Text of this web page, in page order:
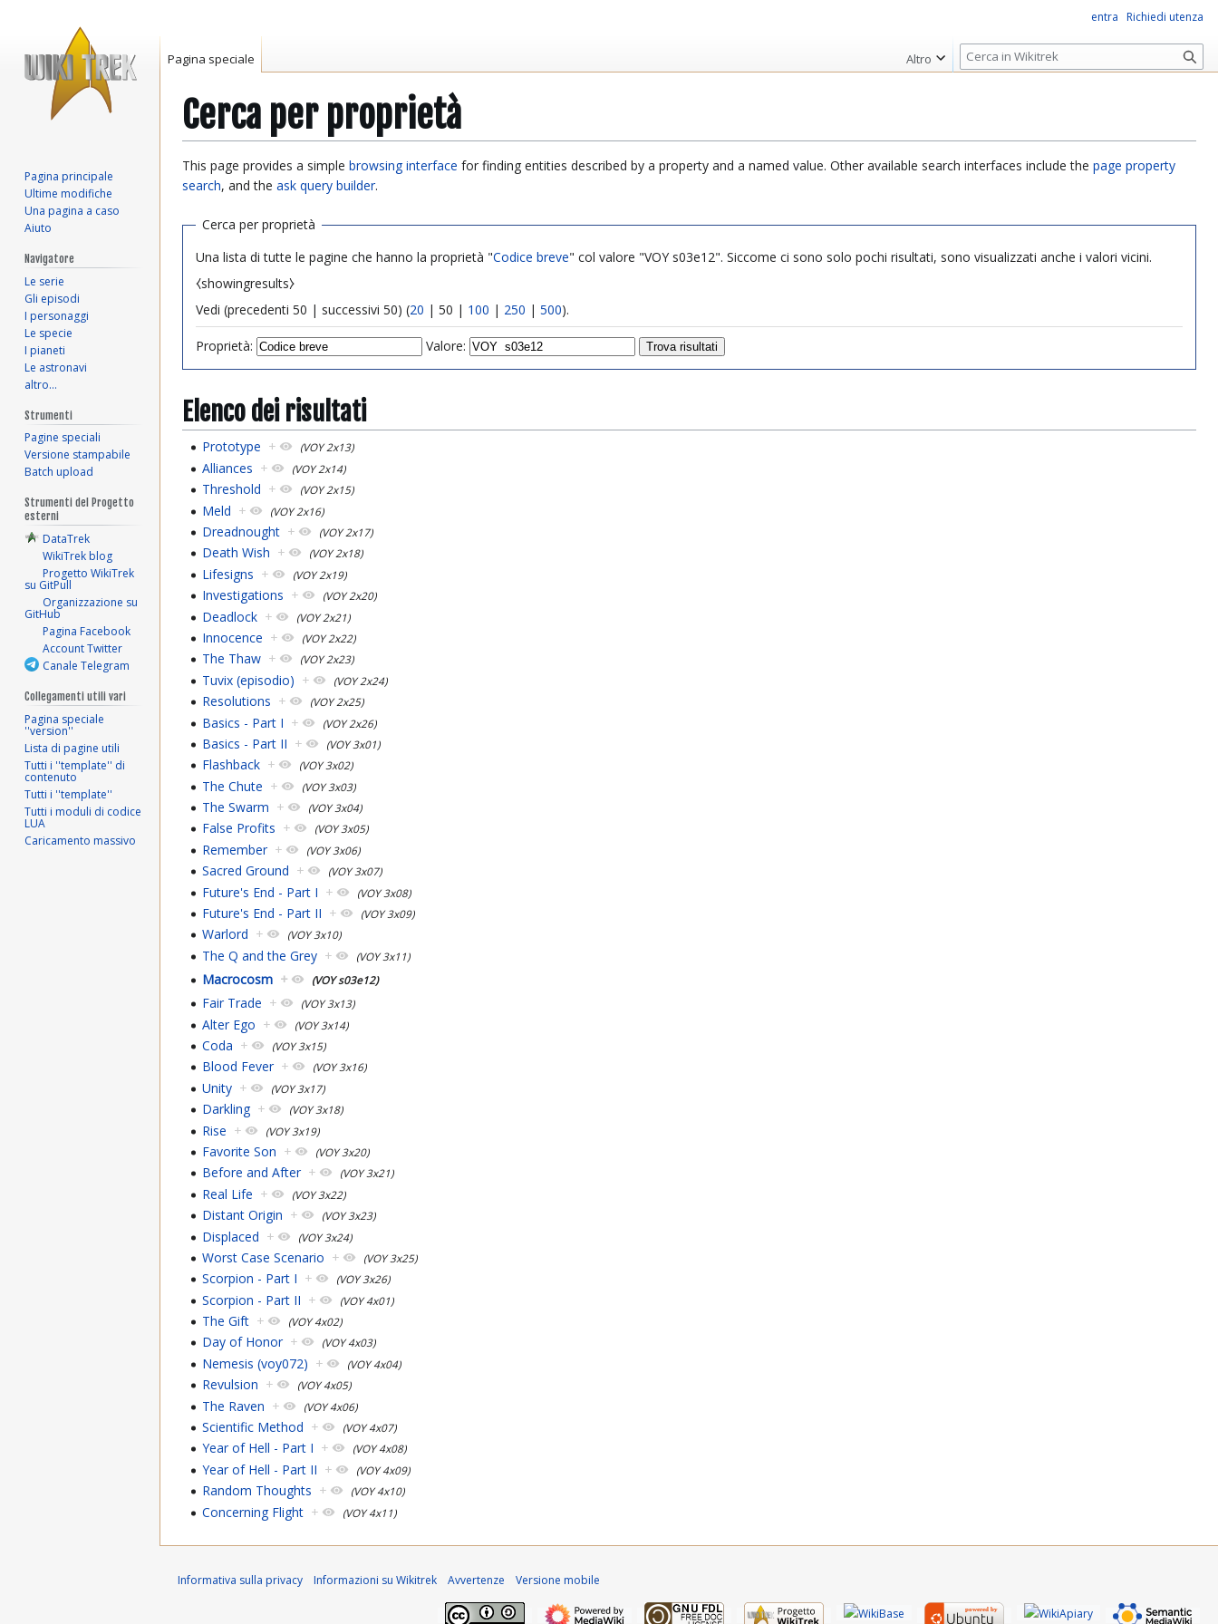
Cerca per proprietà
Vai
alla
Vai
alla
This page provides a simple browsing interface for finding entities described by a property and a named value. Other available search interfaces include the page property
search, and the ask query builder.
Cerca per proprietà
Una lista di tutte le pagine che hanno la proprietà "Codice breve
" col valore "VOY s03e12". Siccome ci sono solo pochi risultati, sono visualizzati anche i valori vicini.
⧼showingresults⧽
Vedi (precedenti 50 | successivi 50) (20 | 50 | 100 | 250 | 500).
Proprietà: Valore:
Elenco dei risultati
Prototype + (VOY 2x13)
Alliances + (VOY 2x14)
Threshold + (VOY 2x15)
Meld + (VOY 2x16)
Dreadnought + (VOY 2x17)
Death Wish + (VOY 2x18)
Lifesigns + (VOY 2x19)
Investigations + (VOY 2x20)
Deadlock + (VOY 2x21)
Innocence + (VOY 2x22)
The Thaw + (VOY 2x23)
Tuvix (episodio) + (VOY 2x24)
Resolutions + (VOY 2x25)
Basics - Part I + (VOY 2x26)
Basics - Part II + (VOY 3x01)
Flashback + (VOY 3x02)
The Chute + (VOY 3x03)
The Swarm + (VOY 3x04)
False Profits + (VOY 3x05)
Remember + (VOY 3x06)
Sacred Ground + (VOY 3x07)
Future's End - Part I + (VOY 3x08)
Future's End - Part II + (VOY 3x09)
Warlord + (VOY 3x10)
The Q and the Grey + (VOY 3x11)
Macrocosm + (VOY s03e12)
Fair Trade + (VOY 3x13)
Alter Ego + (VOY 3x14)
Coda + (VOY 3x15)
Blood Fever + (VOY 3x16)
Unity + (VOY 3x17)
Darkling + (VOY 3x18)
Rise + (VOY 3x19)
Favorite Son + (VOY 3x20)
Before and After + (VOY 3x21)
Real Life + (VOY 3x22)
Distant Origin + (VOY 3x23)
Displaced + (VOY 3x24)
Worst Case Scenario + (VOY 3x25)
Scorpion - Part I + (VOY 3x26)
Scorpion - Part II + (VOY 4x01)
The Gift + (VOY 4x02)
Day of Honor + (VOY 4x03)
Nemesis (voy072) + (VOY 4x04)
Revulsion + (VOY 4x05)
The Raven + (VOY 4x06)
Scientific Method + (VOY 4x07)
Year of Hell - Part I + (VOY 4x08)
Year of Hell - Part II + (VOY 4x09)
Random Thoughts + (VOY 4x10)
Concerning Flight + (VOY 4x11)
entra Richiedi utenza
Pagina speciale Altro
R
i
r
c
Pagina principale
Ultime modifiche
Una pagina a caso
Aiuto
Navigatore
Le serie
Gli episodi
I personaggi
Le specie
I pianeti
Le astronavi
altro…
Strumenti
Pagine speciali
Versione stampabile
Batch upload
Strumenti del Progetto
esterni
DataTrek
WikiTrek blog
Progetto WikiTrek
su GitPull
Organizzazione su
GitHub
Pagina Facebook
Account Twitter
Canale Telegram
Collegamenti utili vari
Pagina speciale
''version''
Lista di pagine utili
Tutti i ''template'' di
contenuto
Tutti i ''template''
Tutti i moduli di codice
LUA
Caricamento massivo
Informativa sulla privacy Informazioni su Wikitrek Avvertenze Versione mobile